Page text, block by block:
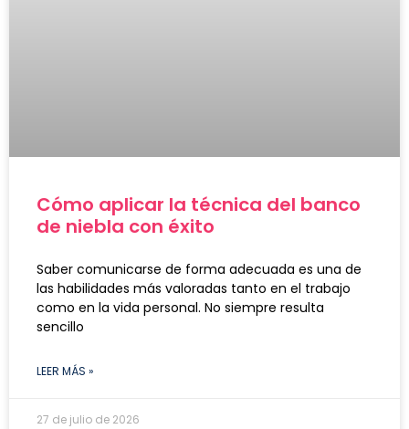
Cómo aplicar la técnica del banco
de niebla con éxito
Saber comunicarse de forma adecuada es una de
las habilidades más valoradas tanto en el trabajo
como en la vida personal. No siempre resulta
sencillo
LEER MÁS »
27 de julio de 2026